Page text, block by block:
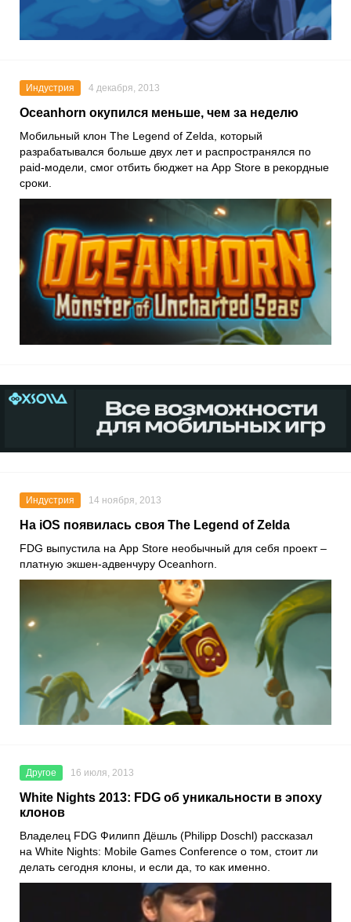
Индустрия 4 декабря, 2013
Oceanhorn окупился меньше, чем за неделю
Мобильный клон The Legend of Zelda, который
разрабатывался больше двух лет и распространялся по
paid-модели, смог отбить бюджет на App Store в рекордные
сроки.
Индустрия 14 ноября, 2013
На iOS появилась своя The Legend of Zelda
FDG выпустила на App Store необычный для себя проект –
платную экшен-адвенчуру Oceanhorn.
Другое 16 июля, 2013
White Nights 2013: FDG об уникальности в эпоху
клонов
Владелец FDG Филипп Дёшль (Philipp Doschl) рассказал
на White Nights: Mobile Games Conference о том, стоит ли
делать сегодня клоны, и если да, то как именно.